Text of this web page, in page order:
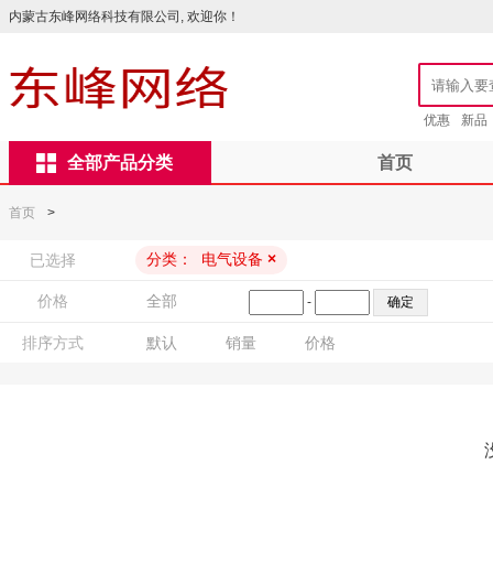
内蒙古东峰网络科技有限公司, 欢迎你！
优惠 新品
全部产品分类 首页
首页 >
已选择 分类： 电气设备 ×
价格 全部 -
排序方式 默认 销量 价格